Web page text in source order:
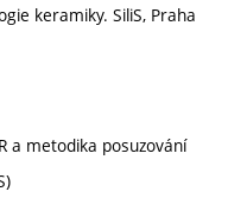
keramiky. SiliS, Praha
a metodika posuzování